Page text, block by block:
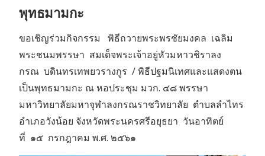
พุทธมามกะ
ขอเชิญร่วมกิจกรรม พิธีถวายพระพรชัยมงคล เฉลิม
พระชนมพรรษา สมเด็จพระเจ้าอยู่หัวมหาวชิราลง
กรณ บดินทรเทพยวรางกูร / พิธีปฐมนิเทศและแสดงตน
เป็นพุทธมามกะ ณ หอประชุม มวก. ๔๘ พรรษา
มหาวิทยาลัยมหาจุฬาลงกรณราชวิทยาลัย ตำบลลำไทร
อำเภอวังน้อย จังหวัดพระนครศรีอยุธยา วันอาทิตย์
ที่ ๑๕ กรกฎาคม พ.ศ. ๒๕๖๑